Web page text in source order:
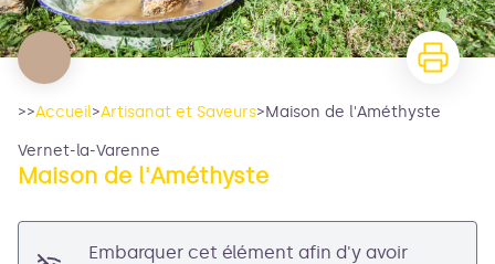
>>Accueil>Artisanat et Saveurs>Maison de l'Améthyste
Vernet-la-Varenne
Maison de l'Améthyste
Embarquer cet élément afin d'y avoir